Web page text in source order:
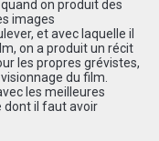
on produit des
images
et avec laquelle il
on a produit un récit
les propres grévistes,
du film.
les meilleures
dont il faut avoir